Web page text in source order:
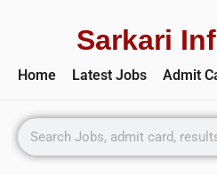
Sarkari
Home Latest Jobs Admit